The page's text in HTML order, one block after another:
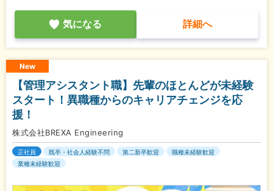
気になる 詳細へ
New
【管理アシスタント職】先輩のほとんどが未経験
スタート！異職種からのキャリアチェンジを応
援！
株式会社BREXA Engineering
正社員 既卒・社会人経験不問 第二新卒歓迎
職種未経験歓迎
業種未経験歓迎